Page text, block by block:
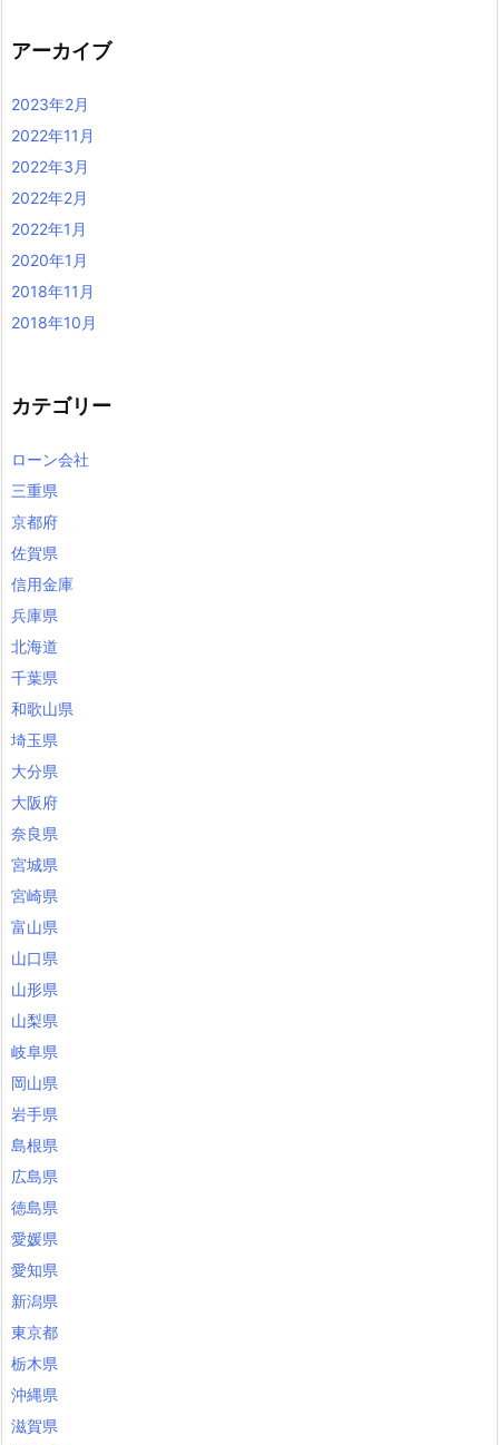
アーカイブ
2023年2月
2022年11月
2022年3月
2022年2月
2022年1月
2020年1月
2018年11月
2018年10月
カテゴリー
ローン会社
三重県
京都府
佐賀県
信用金庫
兵庫県
北海道
千葉県
和歌山県
埼玉県
大分県
大阪府
奈良県
宮城県
宮崎県
富山県
山口県
山形県
山梨県
岐阜県
岡山県
岩手県
島根県
広島県
徳島県
愛媛県
愛知県
新潟県
東京都
栃木県
沖縄県
滋賀県